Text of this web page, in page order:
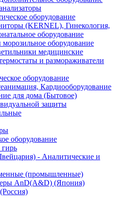
оборудование
(KERNEL), Гинекология,
оборудование
оборудование
медицинские
и размораживатели
оборудование
Кардиооборудование
для дома (Бытовое)
защиты
оборудование
- Аналитические и
(промышленные)
AnD(A&D) (Япония)